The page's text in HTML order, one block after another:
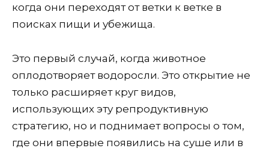
когда они переходят от ветки к ветке в
поисках пищи и убежища.
Это первый случай, когда животное
оплодотворяет водоросли. Это открытие не
только расширяет круг видов,
использующих эту репродуктивную
стратегию, но и поднимает вопросы о том,
где они впервые появились на суше или в